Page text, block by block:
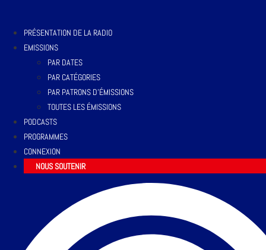
PRÉSENTATION DE LA RADIO
EMISSIONS
PAR DATES
PAR CATÉGORIES
PAR PATRONS D’ÉMISSIONS
TOUTES LES ÉMISSIONS
PODCASTS
PROGRAMMES
CONNEXION
NOUS SOUTENIR